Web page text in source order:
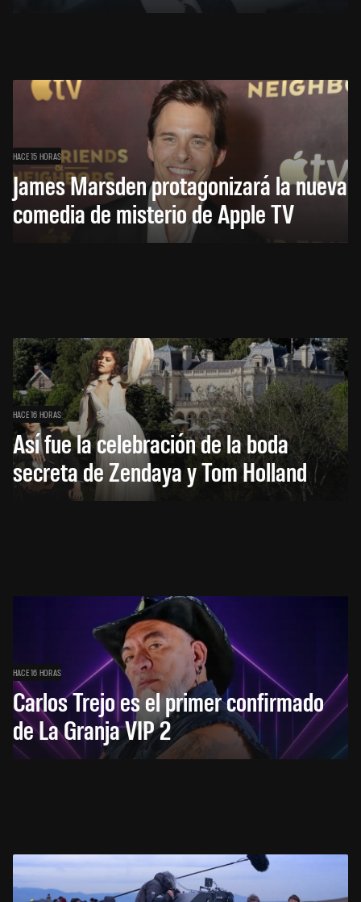
HACE 15 HORAS
James Marsden protagonizará la nueva
comedia de misterio de Apple TV
HACE 16 HORAS
Así fue la celebración de la boda
secreta de Zendaya y Tom Holland
HACE 16 HORAS
Carlos Trejo es el primer confirmado
de La Granja VIP 2